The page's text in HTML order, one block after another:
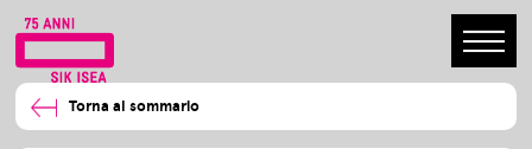
Torna al sommario